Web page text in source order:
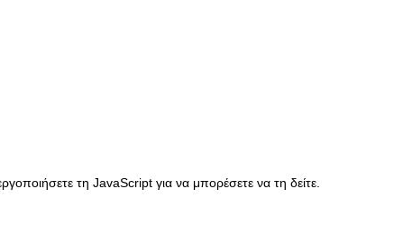
τη JavaScript για να μπορέσετε να τη δείτε.